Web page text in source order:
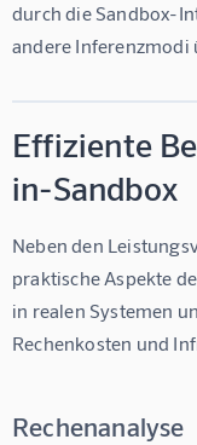
durch die Sandbox-
andere Inferenzmodi
Effiziente
in-Sandbox
Neben den
praktische Aspekte
in realen Systemen
Rechenkosten und
Rechenanalyse